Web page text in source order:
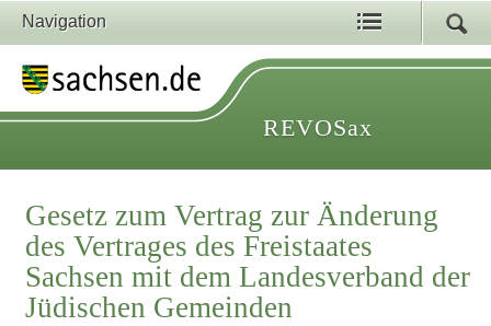
Navigation
REVOSax
Gesetz zum Vertrag zur Änderung
des Vertrages des Freistaates
Sachsen mit dem Landesverband der
Jüdischen Gemeinden